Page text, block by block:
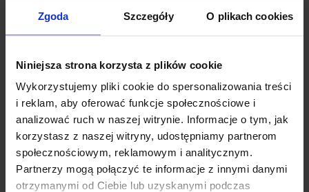
Zgoda Szczegóły O plikach cookies
Niniejsza strona korzysta z plików cookie
Wykorzystujemy pliki cookie do spersonalizowania treści
i reklam, aby oferować funkcje społecznościowe i
analizować ruch w naszej witrynie. Informacje o tym, jak
korzystasz z naszej witryny, udostępniamy partnerom
społecznościowym, reklamowym i analitycznym.
Partnerzy mogą połączyć te informacje z innymi danymi
otrzymanymi od Ciebie lub uzyskanymi podczas